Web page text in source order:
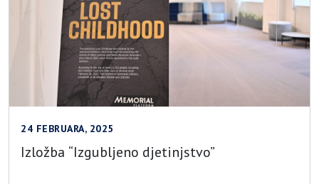
24 FEBRUARA, 2025
Izložba “Izgubljeno djetinjstvo”